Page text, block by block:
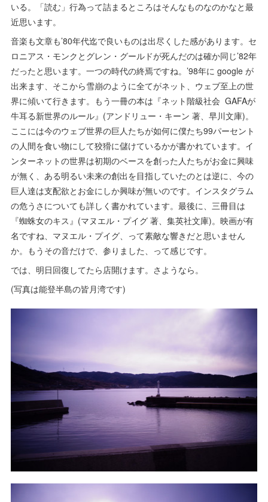
いる。「読む」行為って詰まるところはそんなものなのかなと最
近思います。
音楽も文章も’80年代迄で良いものは出尽くした感があります。セ
ロニアス・モンクとグレン・グールドが死んだのは確か同じ’82年
だったと思います。一つの時代の終焉ですね。’98年に google が
出来ます、そこから雪崩のように全てがネット、ウェブ至上の世
界に傾いて行きます。もう一冊の本は『ネット階級社会 GAFAが
牛耳る新世界のルール』(アンドリュー・キーン 著、早川文庫)。
ここには今のウェブ世界の巨人たちが如何に僕たち99パーセント
の人間を食い物にして狡猾に儲けているかが書かれています。イ
ンターネットの世界は初期のベースを創った人たちがお金に興味
が無く、ある明るい未来の創出を目指していたのとは逆に、今の
巨人達は支配欲とお金にしか興味が無いのです。インスタグラム
の危うさについても詳しく書かれています。最後に、三冊目は
『蜘蛛女のキス』(マヌエル・プイグ 著、集英社文庫)。映画が有
名ですね、マヌエル・プイグ、って素敵な響きだと思いません
か。もうその音だけで、参りました、って感じです。
では、明日回復してたら店開けます。さようなら。
(写真は能登半島の皆月湾です)